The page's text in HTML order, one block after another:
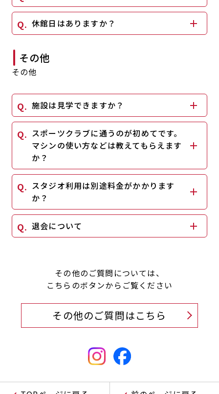
休館日はありますか？
その他
その他
施設は見学できますか？
スポーツクラブに通うのが初めてです。
マシンの使い方などは教えてもらえます
か？
スタジオ利用は別途料金がかかります
か？
退会について
その他のご質問については、
こちらのボタンからご覧ください
その他のご質問はこちら